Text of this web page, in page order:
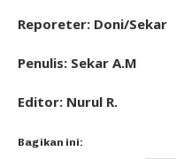
Reporeter: Doni/Sekar
Penulis: Sekar A.M
Editor: Nurul R.
Bagikan ini: